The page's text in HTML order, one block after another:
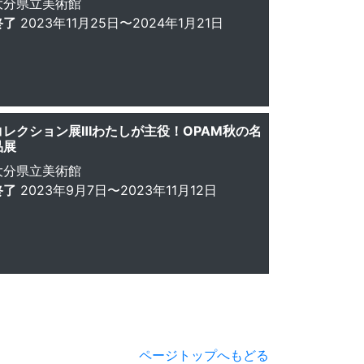
分県立美術館
了 2023年11月25日〜2024年1月21日
レクション展Ⅲわたしが主役！OPAM秋の名
展
分県立美術館
了 2023年9月7日〜2023年11月12日
ページトップへもどる